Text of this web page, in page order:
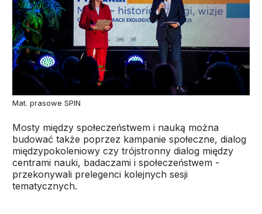
Mat. prasowe SPIN
Mosty między społeczeństwem i nauką można
budować także poprzez kampanie społeczne, dialog
międzypokoleniowy czy trójstronny dialog między
centrami nauki, badaczami i społeczeństwem -
przekonywali prelegenci kolejnych sesji
tematycznych.